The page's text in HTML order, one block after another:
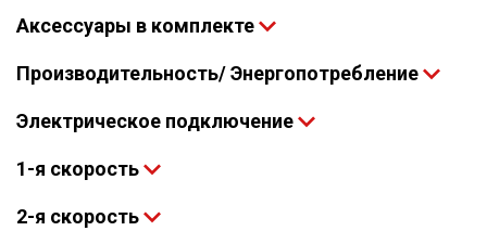
Аксессуары в комплекте
Производительность/ Энергопотребление
Электрическое подключение
1-я скорость
2-я скорость